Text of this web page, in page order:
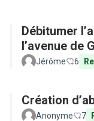
Débitumer
l’avenue de
Jérôme 6
Création
Anonyme 7